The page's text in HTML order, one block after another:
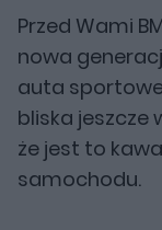
Przed Wami
nowa
auta
bliska jeszcze
że jest to
samochodu.